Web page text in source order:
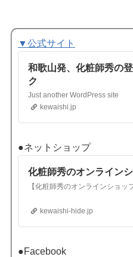
▼公式サイト
和歌山発、化粧師秀の
ク
Just another WordPress site
kewaishi.jp
●ネットショップ
化粧師秀のオンライン
【化粧師秀のオンラインショ
kewaishi-hide.jp
●Facebook